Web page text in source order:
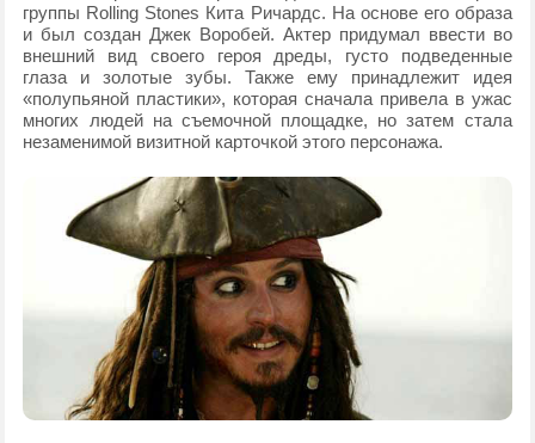
группы Rolling Stones Кита Ричардс. На основе его образа
и был создан Джек Воробей. Актер придумал ввести во
внешний вид своего героя дреды, густо подведенные
глаза и золотые зубы. Также ему принадлежит идея
«полупьяной пластики», которая сначала привела в ужас
многих людей на съемочной площадке, но затем стала
незаменимой визитной карточкой этого персонажа.